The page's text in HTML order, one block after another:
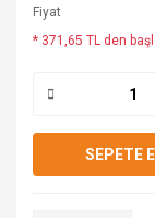
Fiyat
* 371,65 TL den
SEPETE